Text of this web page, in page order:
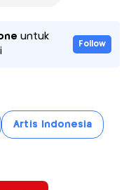
untuk
Follow
Artis Indonesia